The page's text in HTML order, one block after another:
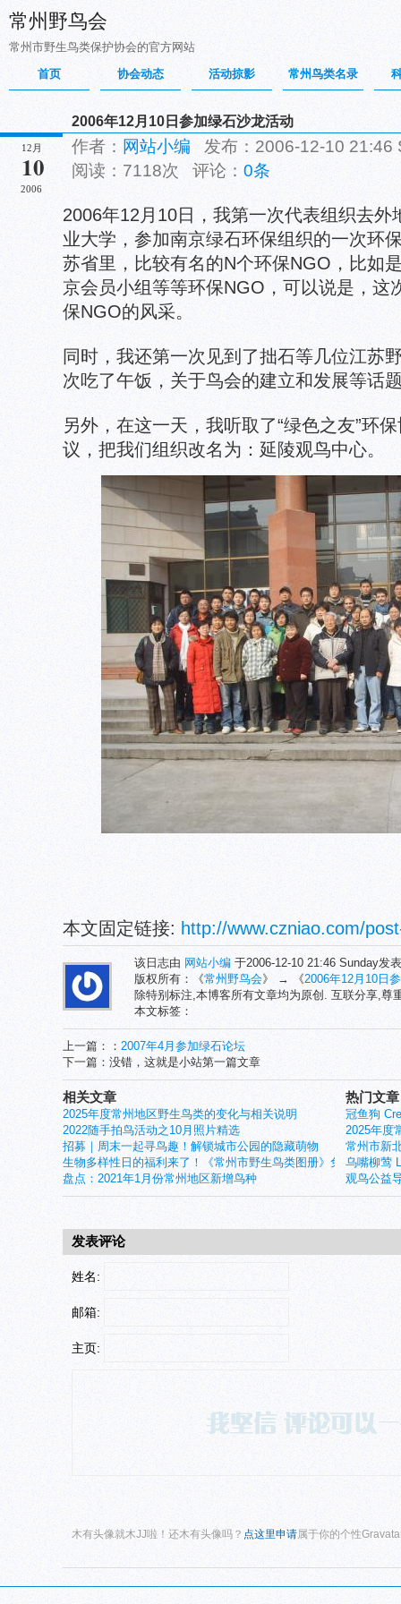
常州野鸟会
常州市野生鸟类保护协会的官方网站
首页
协会动态 活动掠影 常州鸟类名录
12月
10
2006
2006年12月10日参加绿石沙龙活动
作者： 网站小编 发布：2006-12-10
阅读：7118次 评论： 0条
2006年12月10日，我第一次代表组织去
业大学，参加南京绿石环保组织的一次环
苏省里，比较有名的N个环保NGO，比如
京会员小组等等环保NGO，可以说是，这
保NGO的风采。
同时，我还第一次见到了拙石等几位江苏
次吃了午饭，关于鸟会的建立和发展等话
另外，在这一天，我听取了“绿色之友”环
议，把我们组织改名为：延陵观鸟中心。
本文固定链接: http://www.czniao.com/
该日志由 网站小编 于2006-12-10 21:46 Sunday发
版权所有：《常州野鸟会》 → 《2006年12月10日
除特别标注,本博客所有文章均为原创. 互联分享,尊
本文标签：
上一篇：： 2007年4月参加绿石论坛
下一篇：没错，这就是小站第一篇文章
热门文章
冠鱼狗
2025年度
常州市新
乌嘴柳莺
观鸟公益
相关文章
2025年度常州地区野生鸟类的变化与相关说明
2022随手拍鸟活动之10月照片精选
招募｜周末一起寻鸟趣！解锁城市公园的隐藏萌物
生物多样性日的福利来了！《常州市野生鸟类图册》免费赠送
盘点：2021年1月份常州地区新增鸟种
发表评论
姓名:
邮箱:
主页:
木有头像就木JJ啦！还木有头像吗？ 点这里申请 属于你的个性